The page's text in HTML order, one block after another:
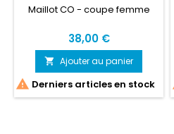
Maillot CO - coupe femme
38,00 €
 Ajouter au panier
 Derniers articles en stock